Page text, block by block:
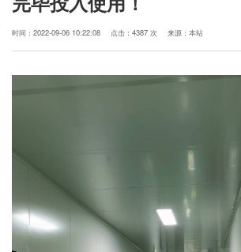
时间：2022-09-06 10:22:08 点击：4387 次 来源：本站